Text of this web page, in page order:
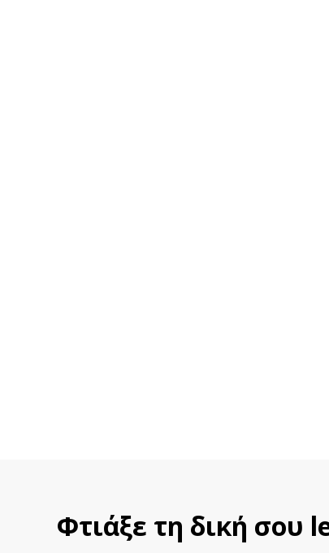
Φτιάξε τη δική σου